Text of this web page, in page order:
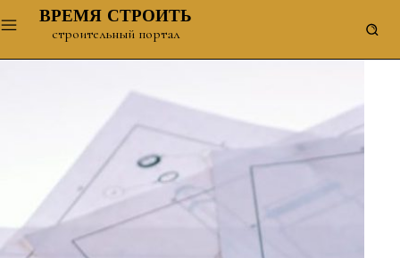
ВРЕМЯ СТРОИТЬ
строительный портал